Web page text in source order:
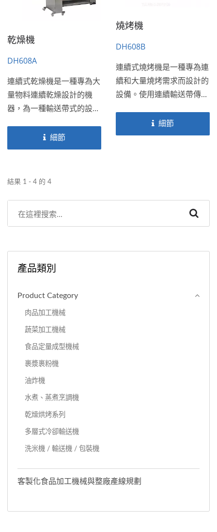
乾燥機
DH608A
連續式乾燥機是一種專為大
量物料連續乾燥設計的機
器，為一種輸送帶式的設
於熱空氣中，使其從濕潤狀
態轉變為所需的乾燥狀態。
細節
燒烤機
DH608B
連續式燒烤機是一種專為連
續和大量燒烤需求而設計的
設備。使用連續輸送帶傳送
他物料會經過加熱源如直火
或紅外線進行燒烤，從而達
細節
結果 1 - 4 的 4
產品類別
Product Category
肉品加工機械
蔬菜加工機械
食品定量成型機械
裹漿裹粉機
油炸機
水煮、蒸煮烹調機
乾燥烘烤系列
多層式冷卻輸送機
洗米機 / 輸送機 / 包裝機
客製化食品加工機械與整廠產線規劃